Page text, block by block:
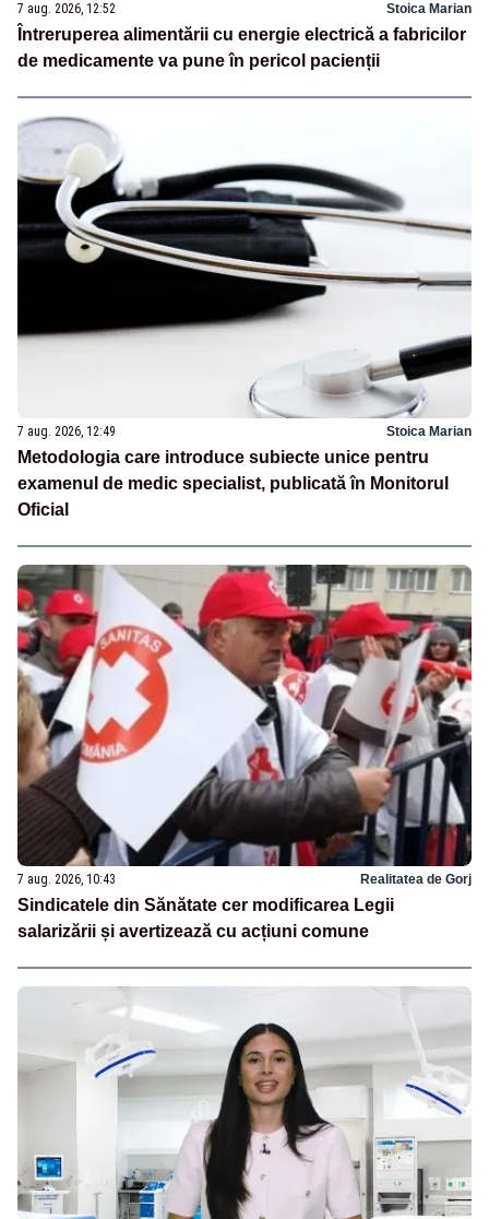
7 aug. 2026, 12:52 Stoica Marian
Întreruperea alimentării cu energie electrică a fabricilor
de medicamente va pune în pericol pacienții
7 aug. 2026, 12:49 Stoica Marian
Metodologia care introduce subiecte unice pentru
examenul de medic specialist, publicată în Monitorul
Oficial
7 aug. 2026, 10:43 Realitatea de Gorj
Sindicatele din Sănătate cer modificarea Legii
salarizării și avertizează cu acțiuni comune